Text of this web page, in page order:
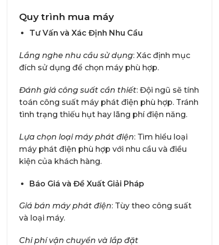
Quy trình mua máy
Tư Vấn và Xác Định Nhu Cầu
Lắng nghe nhu cầu sử dụng: Xác định mục
đích sử dụng để chọn máy phù hợp.
Đánh giá công suất cần thiết: Đội ngũ sẽ tính
toán công suất máy phát điện phù hợp. Tránh
tình trạng thiếu hụt hay lãng phí điện năng.
Lựa chọn loại máy phát điện: Tìm hiểu loại
máy phát điện phù hợp với nhu cầu và điều
kiện của khách hàng.
Báo Giá và Đề Xuất Giải Pháp
Giá bán máy phát điện: Tùy theo công suất
và loại máy.
Chi phí vận chuyển và lắp đặt